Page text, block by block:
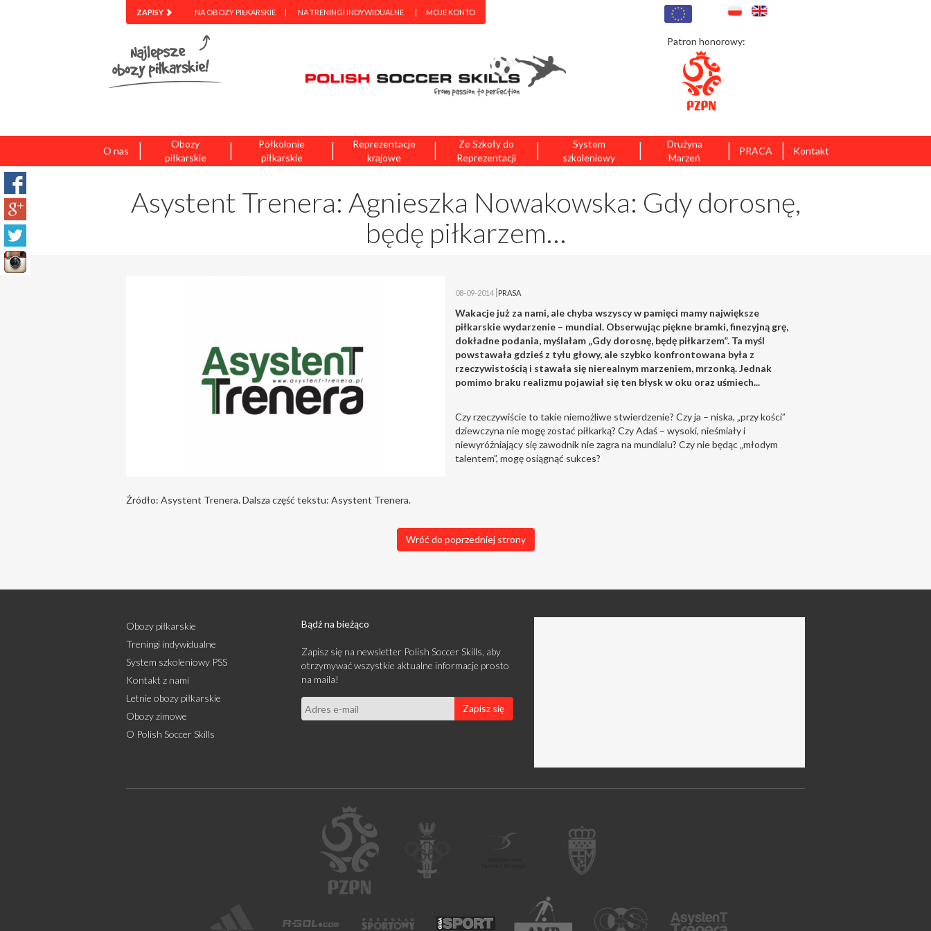
ZAPISY NA OBOZY PIŁKARSKIE NA TRENINGI INDYWIDUALNE MOJE KONTO
Patron honorowy:
O nas
Obozy
piłkarskie
|
Półkolonie
piłkarskie
|
Reprezentacje
krajowe
|
Ze Szkoły do
Reprezentacji
|
System
szkoleniowy
|
Drużyna
Marzeń
| PRACA
| Kontakt
|
Asystent Trenera: Agnieszka Nowakowska: Gdy dorosnę,
będę piłkarzem…
08-09-2014 PRASA
Wakacje już za nami, ale chyba wszyscy w pamięci mamy największe
piłkarskie wydarzenie – mundial. Obserwując piękne bramki, finezyjną grę,
dokładne podania, myślałam „Gdy dorosnę, będę piłkarzem”. Ta myśl
powstawała gdzieś z tyłu głowy, ale szybko konfrontowana była z
rzeczywistością i stawała się nierealnym marzeniem, mrzonką. Jednak
pomimo braku realizmu pojawiał się ten błysk w oku oraz uśmiech...
Czy rzeczywiście to takie niemożliwe stwierdzenie? Czy ja – niska, „przy kości”
dziewczyna nie mogę zostać piłkarką? Czy Adaś – wysoki, nieśmiały i
niewyróżniający się zawodnik nie zagra na mundialu? Czy nie będąc „młodym
talentem”, mogę osiągnąć sukces?
Źródło: Asystent Trenera. Dalsza część tekstu: Asystent Trenera.
Wróć do poprzedniej strony
Obozy piłkarskie
Treningi indywidualne
System szkoleniowy PSS
Kontakt z nami
Letnie obozy piłkarskie
Obozy zimowe
O Polish Soccer Skills
Bądź na bieżąco
Zapisz się na newsletter Polish Soccer Skills, aby
otrzymywać wszystkie aktualne informacje prosto
na maila!
Zapisz się